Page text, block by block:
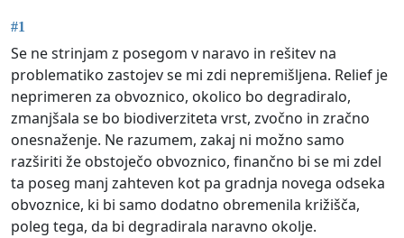
#1
Se ne strinjam z posegom v naravo in rešitev na
problematiko zastojev se mi zdi nepremišljena. Relief je
neprimeren za obvoznico, okolico bo degradiralo,
zmanjšala se bo biodiverziteta vrst, zvočno in zračno
onesnaženje. Ne razumem, zakaj ni možno samo
razširiti že obstoječo obvoznico, finančno bi se mi zdel
ta poseg manj zahteven kot pa gradnja novega odseka
obvoznice, ki bi samo dodatno obremenila križišča,
poleg tega, da bi degradirala naravno okolje.